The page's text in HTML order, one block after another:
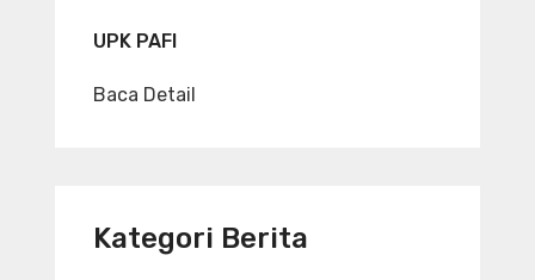
UPK PAFI
Baca Detail
Kategori Berita